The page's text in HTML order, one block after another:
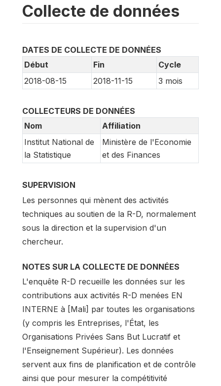
Collecte de données
DATES DE COLLECTE DE DONNÉES
Début
Fin
Cycle
2018-08-15
2018-11-15 3 mois
COLLECTEURS DE DONNÉES
Nom
Affiliation
Institut National de
la Statistique
Ministère de l'Economie
et des Finances
SUPERVISION
Les personnes qui mènent des activités
techniques au soutien de la R-D, normalement
sous la direction et la supervision d'un
chercheur.
NOTES SUR LA COLLECTE DE DONNÉES
L'enquête R-D recueille les données sur les
contributions aux activités R-D menées EN
INTERNE à [Mali] par toutes les organisations
(y compris les Entreprises, l'État, les
Organisations Privées Sans But Lucratif et
l'Enseignement Supérieur). Les données
servent aux fins de planification et de contrôle
ainsi que pour mesurer la compétitivité